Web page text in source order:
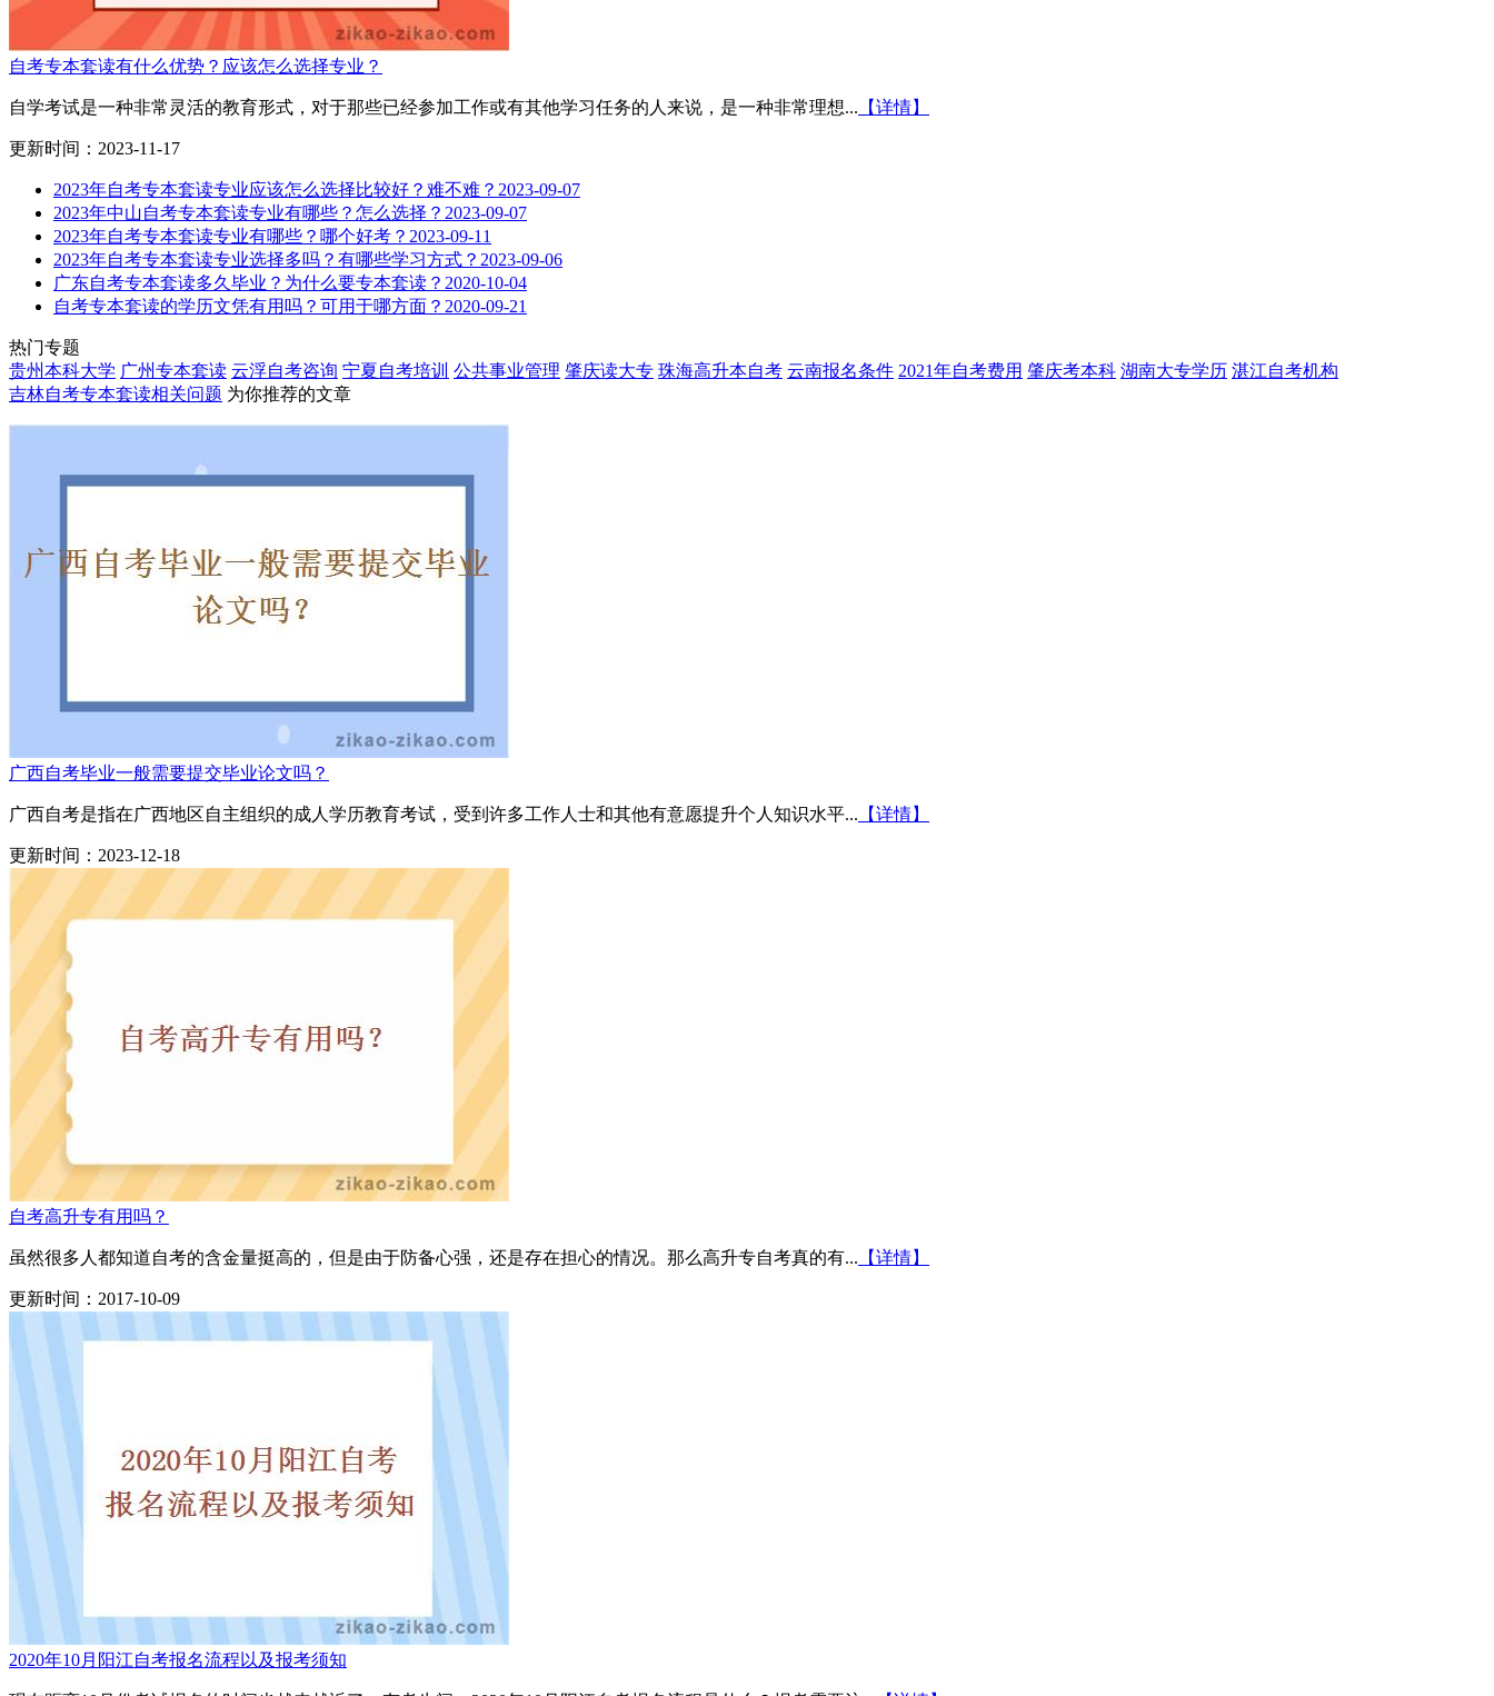
自考专本套读有什么优势？应该怎么选择专业？
自学考试是一种非常灵活的教育形式，对于那些已经参加工作或有其他学习任务的人来说，是一种非常理想... 【详情】
更新时间：2023-11-17
2023年自考专本套读专业应该怎么选择比较好？难不难？ 2023-09-07
2023年中山自考专本套读专业有哪些？怎么选择？ 2023-09-07
2023年自考专本套读专业有哪些？哪个好考？ 2023-09-11
2023年自考专本套读专业选择多吗？有哪些学习方式？ 2023-09-06
广东自考专本套读多久毕业？为什么要专本套读？ 2020-10-04
自考专本套读的学历文凭有用吗？可用于哪方面？ 2020-09-21
热门专题
贵州本科大学 广州专本套读 云浮自考咨询 宁夏自考培训 公共事业管理 肇庆读大专 珠海高升本自考 云南报名条件 2021年自考费用 肇庆考本科 湖南大专学历 湛江自考机构
吉林自考专本套读相关问题 为你推荐的文章
广西自考毕业一般需要提交毕业论文吗？
广西自考是指在广西地区自主组织的成人学历教育考试，受到许多工作人士和其他有意愿提升个人知识水平... 【详情】
更新时间：2023-12-18
自考高升专有用吗？
虽然很多人都知道自考的含金量挺高的，但是由于防备心强，还是存在担心的情况。那么高升专自考真的有... 【详情】
更新时间：2017-10-09
2020年10月阳江自考报名流程以及报考须知